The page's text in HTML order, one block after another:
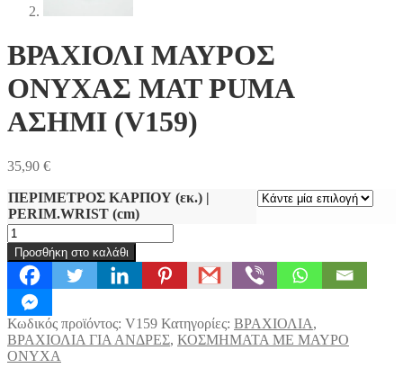
ΒΡΑΧΙΟΛΙ ΜΑΥΡΟΣ
ΟΝΥΧΑΣ ΜΑΤ PUMA
ΑΣΗΜΙ (V159)
35,90 €
ΠΕΡΙΜΕΤΡΟΣ ΚΑΡΠΟΥ (εκ.) |
PERIM.WRIST (cm)
ΒΡΑΧΙΟΛΙ
ΜΑΥΡΟΣ
ΟΝΥΧΑΣ
ΜΑΤ
PUMA
ΑΣΗΜΙ
(V159)
ποσότητα
Προσθήκη στο καλάθι
Κωδικός προϊόντος: V159 Κατηγορίες: ΒΡΑΧΙΟΛΙΑ,
ΒΡΑΧΙΟΛΙΑ ΓΙΑ ΑΝΔΡΕΣ, ΚΟΣΜΗΜΑΤΑ ΜΕ ΜΑΥΡΟ
ΟΝΥΧΑ